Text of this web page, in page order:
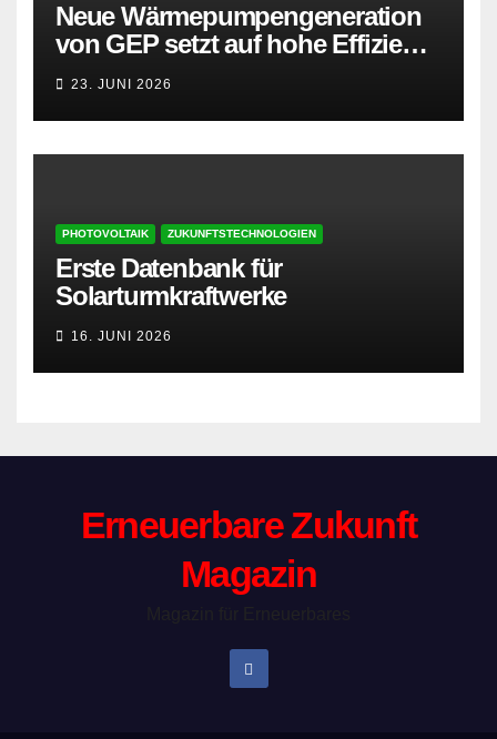
Neue Wärmepumpengeneration
von GEP setzt auf hohe Effizienz
und besonders leisen Betrieb
23. JUNI 2026
PHOTOVOLTAIK ZUKUNFTSTECHNOLOGIEN
Erste Datenbank für
Solarturmkraftwerke
16. JUNI 2026
Erneuerbare Zukunft
Magazin